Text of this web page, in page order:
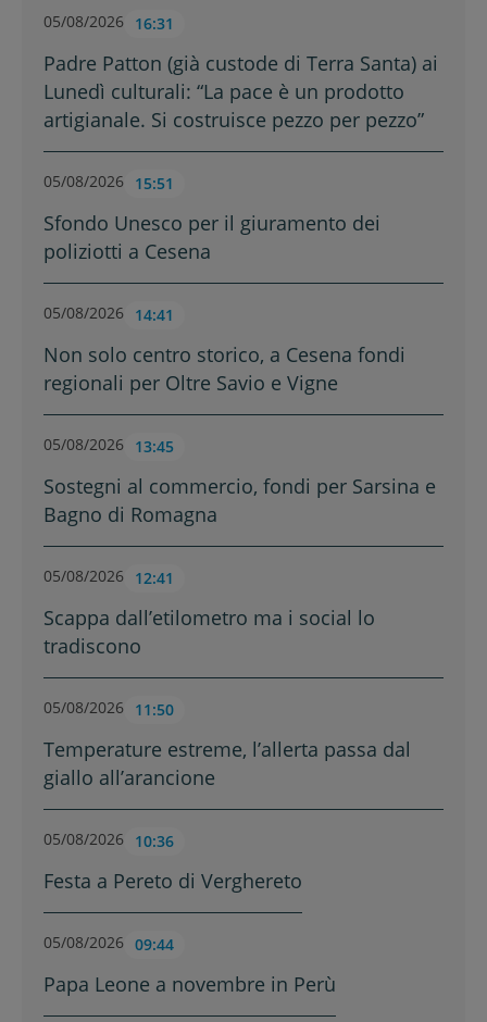
05/08/2026 16:31
Padre Patton (già custode di Terra Santa) ai
Lunedì culturali: “La pace è un prodotto
artigianale. Si costruisce pezzo per pezzo”
05/08/2026 15:51
Sfondo Unesco per il giuramento dei
poliziotti a Cesena
05/08/2026 14:41
Non solo centro storico, a Cesena fondi
regionali per Oltre Savio e Vigne
05/08/2026 13:45
Sostegni al commercio, fondi per Sarsina e
Bagno di Romagna
05/08/2026 12:41
Scappa dall’etilometro ma i social lo
tradiscono
05/08/2026 11:50
Temperature estreme, l’allerta passa dal
giallo all’arancione
05/08/2026 10:36
Festa a Pereto di Verghereto
05/08/2026 09:44
Papa Leone a novembre in Perù